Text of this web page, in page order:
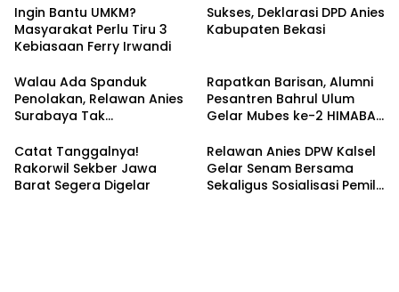
Ingin Bantu UMKM?
Masyarakat Perlu Tiru 3
Kebiasaan Ferry Irwandi
Sukses, Deklarasi DPD Anies
Kabupaten Bekasi
Walau Ada Spanduk
Penolakan, Relawan Anies
Surabaya Tak
Rapatkan Barisan, Alumni
Pesantren Bahrul Ulum
Gelar Mubes ke-2 HIMABAS
Semarang
Catat Tanggalnya!
Rakorwil Sekber Jawa
Barat Segera Digelar
Relawan Anies DPW Kalsel
Gelar Senam Bersama
Sekaligus Sosialisasi Pemilu